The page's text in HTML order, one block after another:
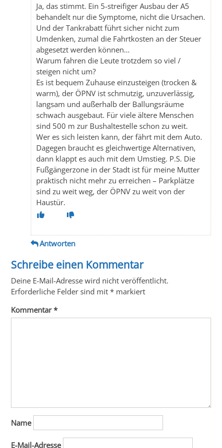
Ja, das stimmt. Ein 5-streifiger Ausbau der A5
behandelt nur die Symptome, nicht die Ursachen.
Und der Tankrabatt führt sicher nicht zum
Umdenken, zumal die Fahrtkosten an der Steuer
abgesetzt werden können…
Warum fahren die Leute trotzdem so viel /
steigen nicht um?
Es ist bequem Zuhause einzusteigen (trocken &
warm), der ÖPNV ist schmutzig, unzuverlässig,
langsam und außerhalb der Ballungsräume
schwach ausgebaut. Für viele ältere Menschen
sind 500 m zur Bushaltestelle schon zu weit.
Wer es sich leisten kann, der fährt mit dem Auto.
Dagegen braucht es gleichwertige Alternativen,
dann klappt es auch mit dem Umstieg. P.S. Die
Fußgängerzone in der Stadt ist für meine Mutter
praktisch nicht mehr zu erreichen – Parkplätze
sind zu weit weg, der ÖPNV zu weit von der
Haustür.
Antworten
Schreibe einen Kommentar
Deine E-Mail-Adresse wird nicht veröffentlicht.
Erforderliche Felder sind mit* markiert
Kommentar*
Name
E-Mail-Adresse